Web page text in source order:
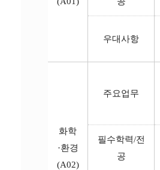
우대사항
화학
·환경
(A02)
주요업무
필수학력/전
공